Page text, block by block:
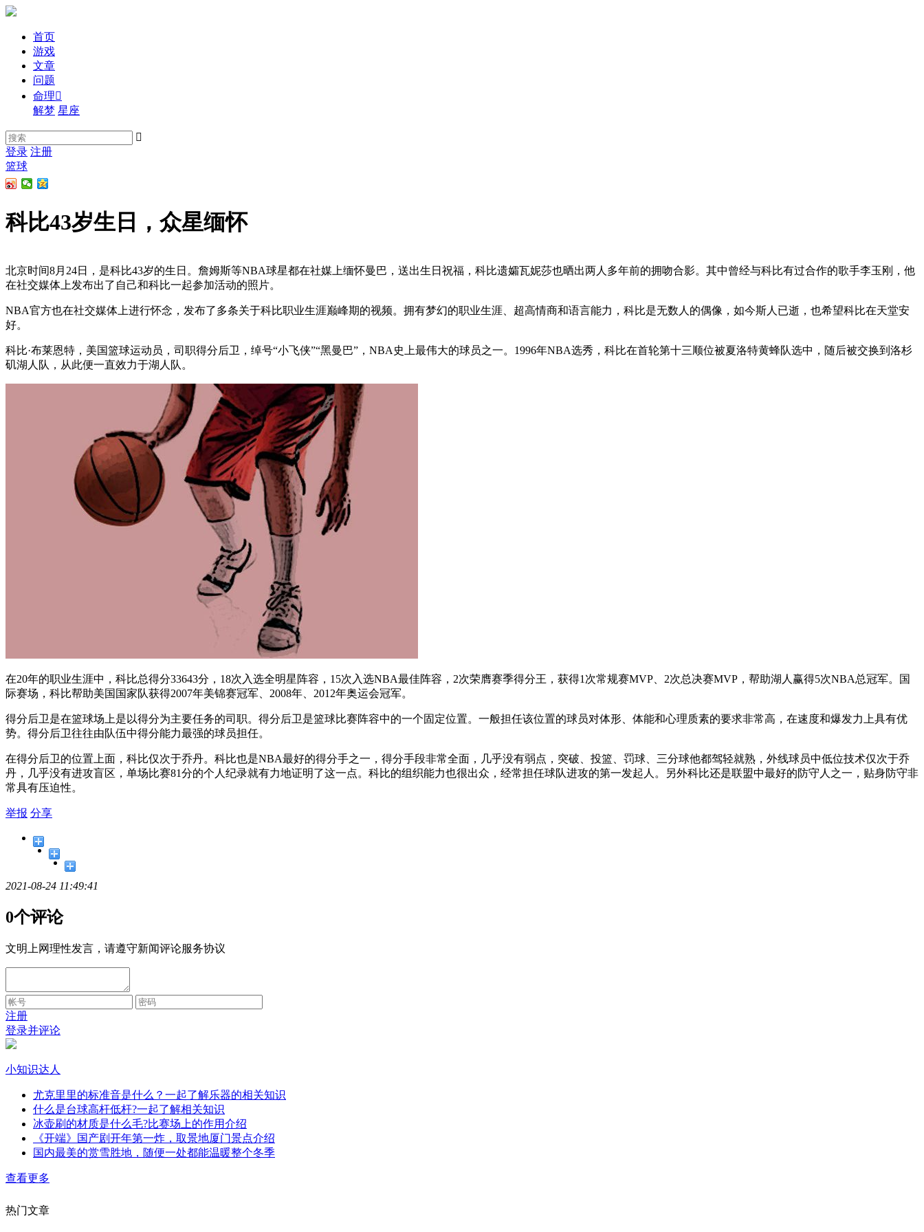
首页
游戏
文章
问题
命理
解梦 星座

登录 注册
篮球
科比43岁生日，众星缅怀
北京时间8月24日，是科比43岁的生日。詹姆斯等NBA球星都在社媒上缅怀曼巴，送出生日祝福，科比遗孀瓦妮莎也晒出两人多年前的拥吻合影。其中曾经与科比有过合作的歌手李玉刚，他
在社交媒体上发布出了自己和科比一起参加活动的照片。
NBA官方也在社交媒体上进行怀念，发布了多条关于科比职业生涯巅峰期的视频。拥有梦幻的职业生涯、超高情商和语言能力，科比是无数人的偶像，如今斯人已逝，也希望科比在天堂安
好。
科比·布莱恩特，美国篮球运动员，司职得分后卫，绰号“小飞侠”“黑曼巴”，NBA史上最伟大的球员之一。1996年NBA选秀，科比在首轮第十三顺位被夏洛特黄蜂队选中，随后被交换到洛杉
矶湖人队，从此便一直效力于湖人队。
在20年的职业生涯中，科比总得分33643分，18次入选全明星阵容，15次入选NBA最佳阵容，2次荣膺赛季得分王，获得1次常规赛MVP、2次总决赛MVP，帮助湖人赢得5次NBA总冠军。国
际赛场，科比帮助美国国家队获得2007年美锦赛冠军、2008年、2012年奥运会冠军。
得分后卫是在篮球场上是以得分为主要任务的司职。得分后卫是篮球比赛阵容中的一个固定位置。一般担任该位置的球员对体形、体能和心理质素的要求非常高，在速度和爆发力上具有优
势。得分后卫往往由队伍中得分能力最强的球员担任。
在得分后卫的位置上面，科比仅次于乔丹。科比也是NBA最好的得分手之一，得分手段非常全面，几乎没有弱点，突破、投篮、罚球、三分球他都驾轻就熟，外线球员中低位技术仅次于乔
丹，几乎没有进攻盲区，单场比赛81分的个人纪录就有力地证明了这一点。科比的组织能力也很出众，经常担任球队进攻的第一发起人。另外科比还是联盟中最好的防守人之一，贴身防守非
常具有压迫性。
举报 分享
2021-08-24 11:49:41
0个评论
文明上网理性发言，请遵守新闻评论服务协议
注册
登录并评论
小知识达人
尤克里里的标准音是什么？一起了解乐器的相关知识
什么是台球高杆低杆?一起了解相关知识
冰壶刷的材质是什么毛?比赛场上的作用介绍
《开端》国产剧开年第一炸，取景地厦门景点介绍
国内最美的赏雪胜地，随便一处都能温暖整个冬季
查看更多
热门文章